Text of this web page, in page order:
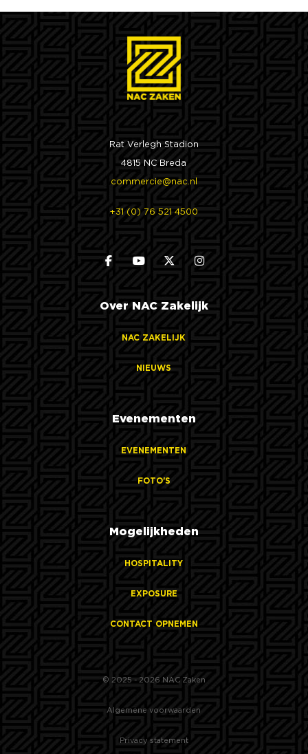
Rat Verlegh Stadion
4815 NC Breda
commercie@nac.nl
+31 (0) 76 521 4500
Over NAC Zakelijk
NAC ZAKELIJK
NIEUWS
Evenementen
EVENEMENTEN
FOTO'S
Mogelijkheden
HOSPITALITY
EXPOSURE
CONTACT OPNEMEN
© 2025 - 2026 NAC Zaken
Algemene voorwaarden
Privacy statement